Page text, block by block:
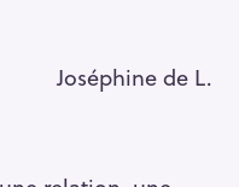
Joséphine de L.